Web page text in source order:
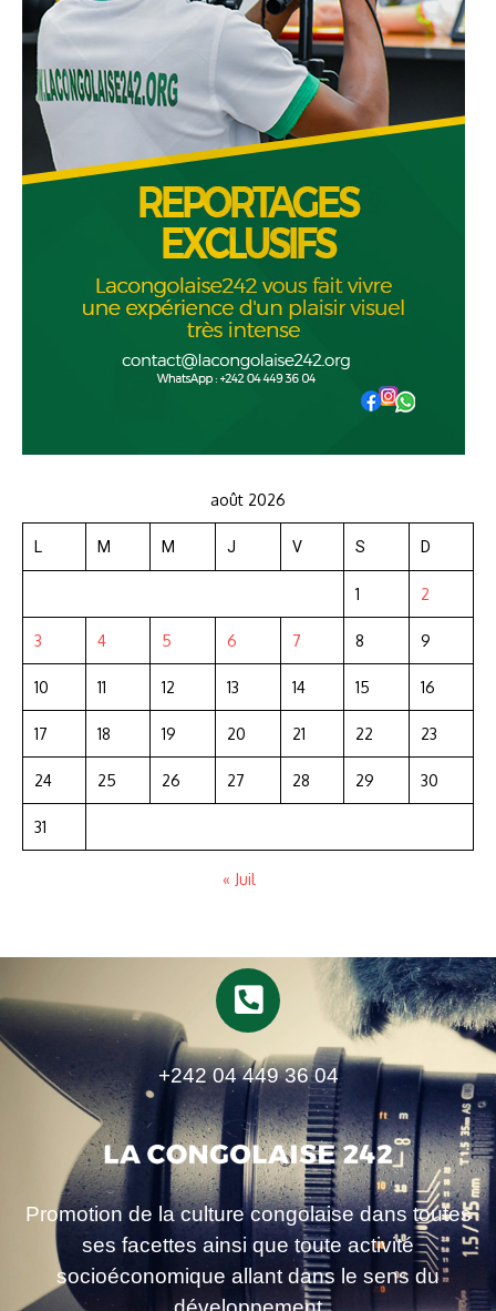
août 2026
L M M J V S D
1 2
3 4 5 6 7 8 9
10 11 12 13 14 15 16
17 18 19 20 21 22 23
24 25 26 27 28 29 30
31
« Juil
+242 04 449 36 04
Promotion de la culture congolaise dans toutes
ses facettes ainsi que toute activité
socioéconomique allant dans le sens du